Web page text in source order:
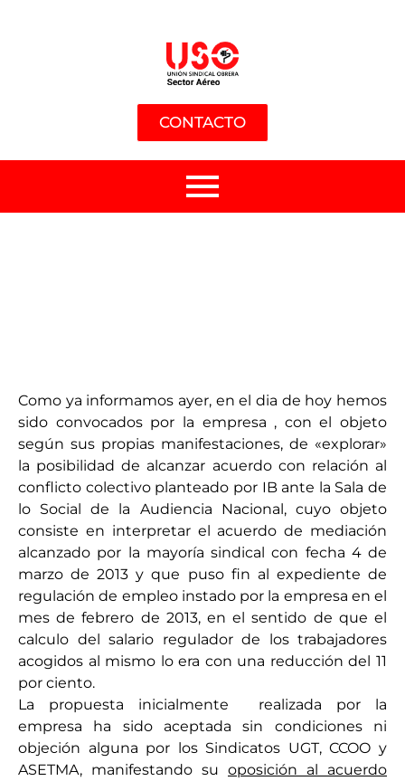
CONTACTO
Como ya informamos ayer, en el dia de hoy hemos
sido convocados por la empresa , con el objeto
según sus propias manifestaciones, de «explorar»
la posibilidad de alcanzar acuerdo con relación al
conflicto colectivo planteado por IB ante la Sala de
lo Social de la Audiencia Nacional, cuyo objeto
consiste en interpretar el acuerdo de mediación
alcanzado por la mayoría sindical con fecha 4 de
marzo de 2013 y que puso fin al expediente de
regulación de empleo instado por la empresa en el
mes de febrero de 2013, en el sentido de que el
calculo del salario regulador de los trabajadores
acogidos al mismo lo era con una reducción del 11
por ciento.
La propuesta inicialmente realizada por la
empresa ha sido aceptada sin condiciones ni
objeción alguna por los Sindicatos UGT, CCOO y
ASETMA, manifestando su oposición al acuerdo